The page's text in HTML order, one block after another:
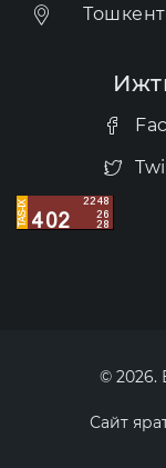
© 2026.
Сайт